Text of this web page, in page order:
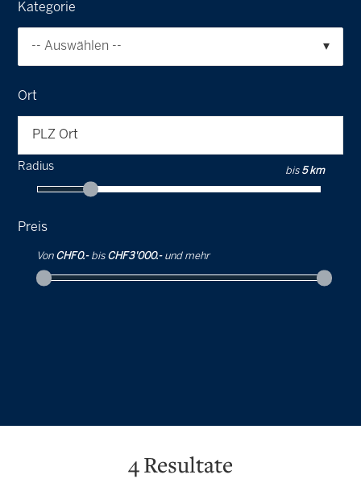
Kategorie
-- Auswählen --
Ort
PLZ Ort
Radius bis 5 km
Preis
Von CHF 0.- bis CHF 3'000.- und mehr
4 Resultate